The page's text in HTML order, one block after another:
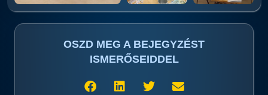
OSZD MEG A BEJEGYZÉST
ISMERŐSEIDDEL